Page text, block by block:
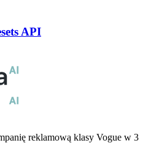
API
reklamową klasy Vogue w 3